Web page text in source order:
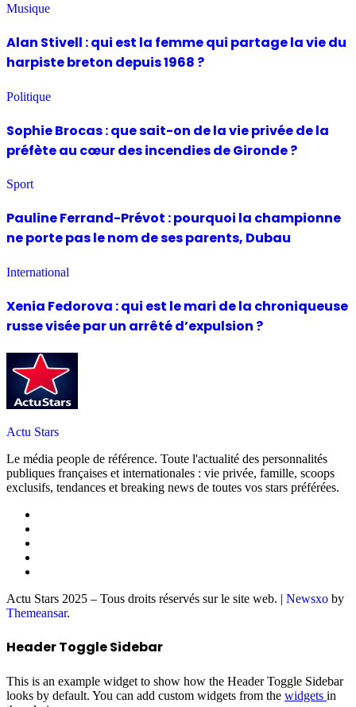
Musique
Alan Stivell : qui est la femme qui partage la vie du
harpiste breton depuis 1968 ?
Politique
Sophie Brocas : que sait-on de la vie privée de la
préfète au cœur des incendies de Gironde ?
Sport
Pauline Ferrand-Prévot : pourquoi la championne
ne porte pas le nom de ses parents, Dubau
International
Xenia Fedorova : qui est le mari de la chroniqueuse
russe visée par un arrêté d’expulsion ?
Actu Stars
Le média people de référence. Toute l'actualité des personnalités
publiques françaises et internationales : vie privée, famille, scoops
exclusifs, tendances et breaking news de toutes vos stars préférées.
Actu Stars 2025 – Tous droits réservés sur le site web. | Newsxo by
Themeansar.
Header Toggle Sidebar
This is an example widget to show how the Header Toggle Sidebar
looks by default. You can add custom widgets from the widgets in